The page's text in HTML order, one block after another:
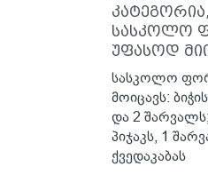
სასკოლო
უფასოდ
სასკოლო
მოიცავს:
და 2
პიჯაკს, 1
ქვედაკაბას